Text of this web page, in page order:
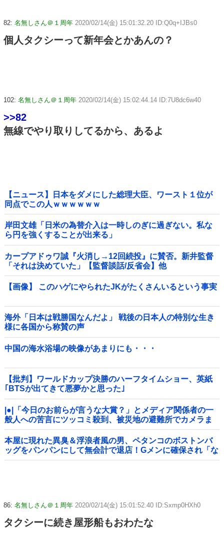
82: 名無しさん＠１周年 2020/02/14(金) 15:01:32.20 ID:Q0q+IJBs0
個人タクシーって新年会とかあんの？
102: 名無しさん＠１周年 2020/02/14(金) 15:02:44.14 ID:7U8dc6w40
>>82
無線でやり取りしてるから、あるよ
【ニュース】日本をダメにした総理大臣、ワースト１位が
同点でこの人ｗｗｗｗｗｗ
岸田文雄「日米の為替介入は一時しのぎに過ぎない。私な
ら円を強くすることが出来る」
カープアドゥワ誠『火消し→12回続投』に賛否。新井監督
「それは決めていた」【監督談話/反省会】他
【画像】 このハゲにやられたJKがたくさんいるという事実
海外「日本は戦勝国なんだよ」 戦後の日本人の特別な生き
様に各国から称賛の声
中国の海水浴場の映像があまりにも・・・
【批判】ワールドカップ決勝のハーフタイムショー、英紙
｢BTSが出てきて悪夢かと思った｣
|●|「今日のお前らが言うな大賞？」とメディア関係者の一
般人への苦言にツッコミ殺到、被災地の避難所でカメラま
わすのは……
本屋に現れた異臭＆浮浪者風の男、ペタンコのボストンバ
ッグをパンパンにして無会計で退店！Gメンに確保され「な
んで？」と本気で困惑ｗｗｗ
86: 名無しさん＠１周年 2020/02/14(金) 15:01:52.40 ID:Sxmp0HXh0
タクシーに続き屋形船もおわたな